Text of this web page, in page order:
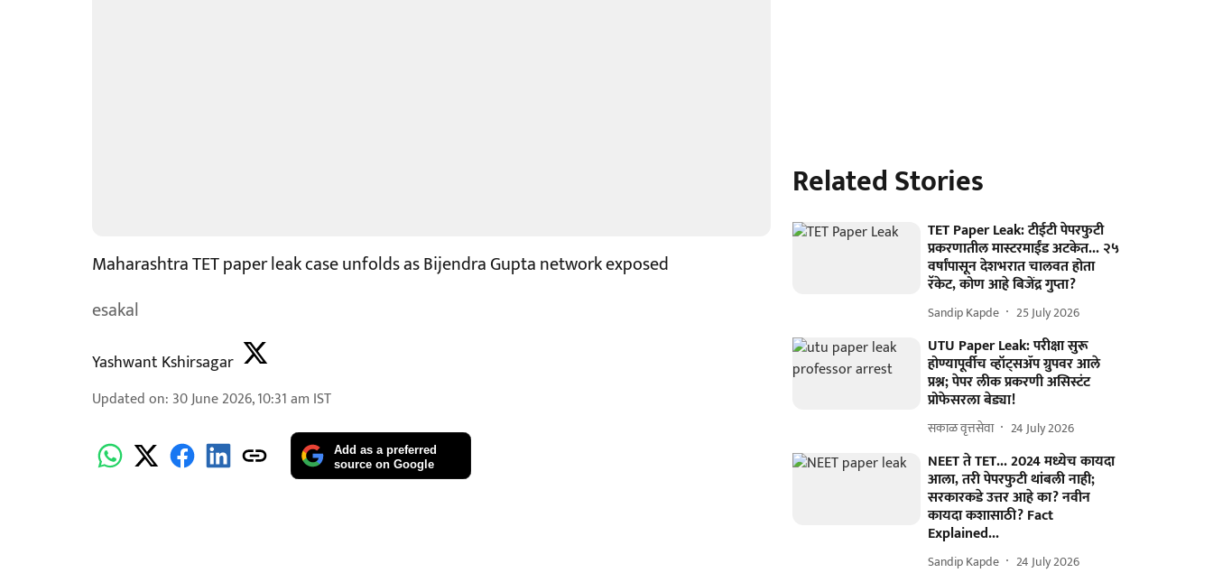
Maharashtra TET paper leak case unfolds as Bijendra Gupta network exposed
esakal
Yashwant Kshirsagar
Updated on: 30 June 2026, 10:31 am IST
Add as a preferred
source on Google
Related Stories
TET Paper Leak: टीईटी पेपरफुटी
प्रकरणातील मास्टरमाईंड अटकेत... २५
वर्षांपासून देशभरात चालवत होता
रॅकेट, कोण आहे बिजेंद्र गुप्ता?
Sandip Kapde 25 July 2026
UTU Paper Leak: परीक्षा सुरू
होण्यापूर्वीच व्हॉट्सॲप ग्रुपवर आले
प्रश्न; पेपर लीक प्रकरणी असिस्टंट
प्रोफेसरला बेड्या!
सकाळ वृत्तसेवा 24 July 2026
NEET ते TET... 2024 मध्येच कायदा
आला, तरी पेपरफुटी थांबली नाही;
सरकारकडे उत्तर आहे का? नवीन
कायदा कशासाठी? Fact
Explained...
Sandip Kapde 24 July 2026